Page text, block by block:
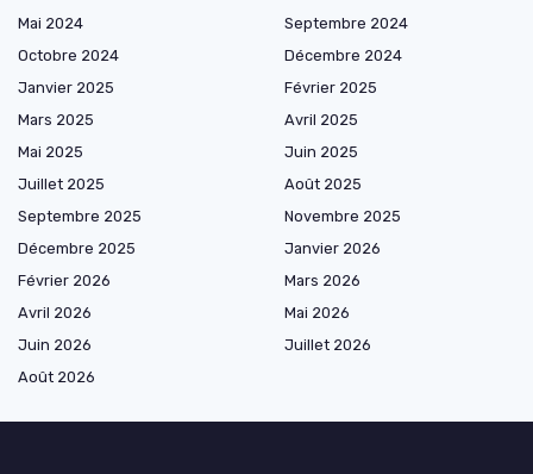
Mai 2024
Septembre 2024
Octobre 2024
Décembre 2024
Janvier 2025
Février 2025
Mars 2025
Avril 2025
Mai 2025
Juin 2025
Juillet 2025
Août 2025
Septembre 2025
Novembre 2025
Décembre 2025
Janvier 2026
Février 2026
Mars 2026
Avril 2026
Mai 2026
Juin 2026
Juillet 2026
Août 2026